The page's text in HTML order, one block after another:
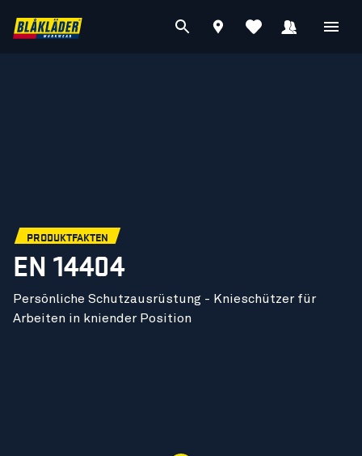
PRODUKTFAKTEN
EN 14404
Persönliche Schutzausrüstung - Knieschützer für
Arbeiten in kniender Position